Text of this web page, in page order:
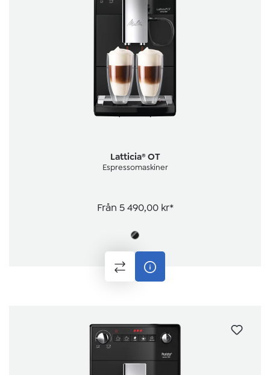
Latticia® OT
Espressomaskiner
Från 5 490,00 kr*